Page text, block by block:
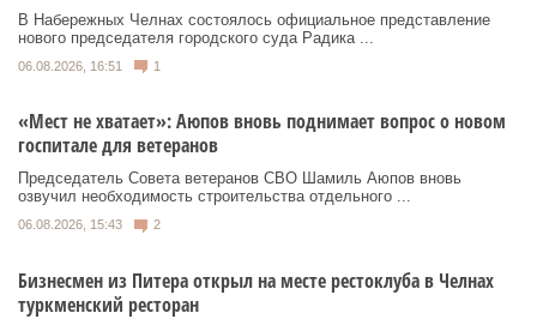
В Набережных Челнах состоялось официальное представление
нового председателя городского суда Радика ...
06.08.2026, 16:51 1
«Мест не хватает»: Аюпов вновь поднимает вопрос о новом
госпитале для ветеранов
Председатель Совета ветеранов СВО Шамиль Аюпов вновь
озвучил необходимость строительства отдельного ...
06.08.2026, 15:43 2
Бизнесмен из Питера открыл на месте рестоклуба в Челнах
туркменский ресторан